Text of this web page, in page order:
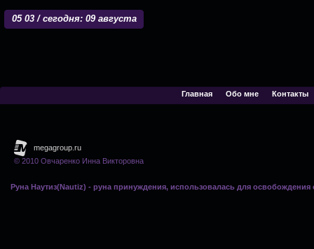
05: 03 / сегодня: 09 августа
Главная Обо мне Контакты
© 2010 Овчаренко Инна Викторовна
Руна Наутиз(Nautiz) - руна принуждения, использовалась для освобождения